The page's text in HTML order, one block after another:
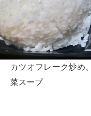
カツオフレーク炒め
菜スープ